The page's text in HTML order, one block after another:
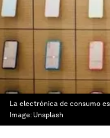
La electrónica de consumo
Image: Unsplash